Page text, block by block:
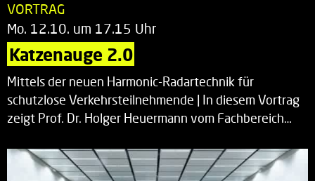
VORTRAG
Mo. 12.10. um 17.15 Uhr
Katzenauge 2.0
Mittels der neuen Harmonic-Radartechnik für
schutzlose Verkehrsteilnehmende | In diesem Vortrag
zeigt Prof. Dr. Holger Heuermann vom Fachbereich…